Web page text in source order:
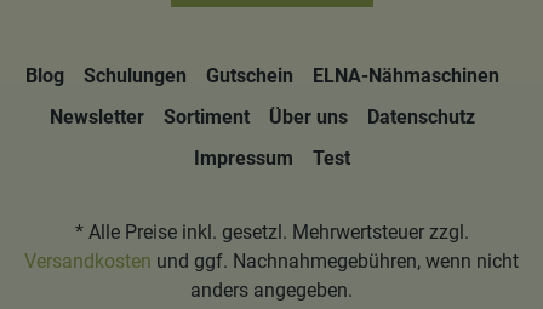
Blog Schulungen Gutschein
ELNA-Nähmaschinen
Newsletter
Sortiment Über uns
Datenschutz
Impressum
Test
* Alle Preise inkl. gesetzl. Mehrwertsteuer zzgl.
Versandkosten und ggf. Nachnahmegebühren, wenn nicht
anders angegeben.